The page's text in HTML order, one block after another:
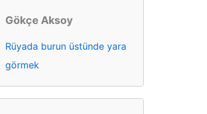
Gökçe Aksoy
Rüyada burun üstünde yara
görmek